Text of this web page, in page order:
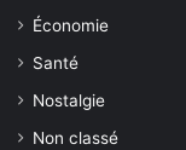
Économie
Santé
Nostalgie
Non classé